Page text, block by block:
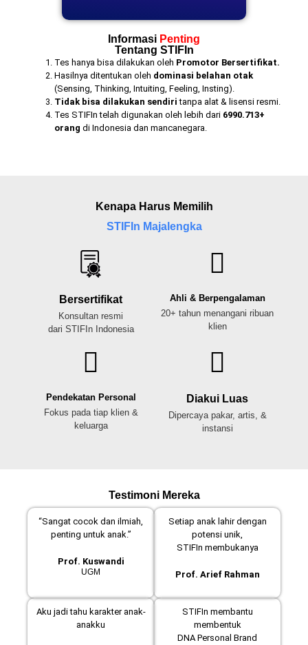
Informasi Penting
Tentang STIFIn
Tes hanya bisa dilakukan oleh Promotor Bersertifikat.
Hasilnya ditentukan oleh dominasi belahan otak
(Sensing, Thinking, Intuiting, Feeling, Insting).
Tidak bisa dilakukan sendiri tanpa alat & lisensi resmi.
Tes STIFIn telah digunakan oleh lebih dari 6990.713+
orang di Indonesia dan mancanegara.
Kenapa Harus Memilih
STIFIn Majalengka
Bersertifikat
Konsultan resmi
dari STIFIn Indonesia
Ahli & Berpengalaman
20+ tahun menangani ribuan
klien
Pendekatan Personal
Fokus pada tiap klien &
keluarga
Diakui Luas
Dipercaya pakar, artis, &
instansi
Testimoni Mereka
“Sangat cocok dan ilmiah,
penting untuk anak.”
Prof. Kuswandi
UGM
Setiap anak lahir dengan
potensi unik,
STIFIn membukanya
Prof. Arief Rahman
Aku jadi tahu karakter anak-
anakku
STIFIn membantu
membentuk
DNA Personal Brand